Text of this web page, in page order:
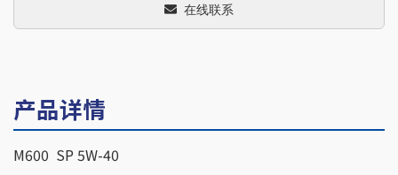
在线联系
产品详情
M600 SP 5W-40